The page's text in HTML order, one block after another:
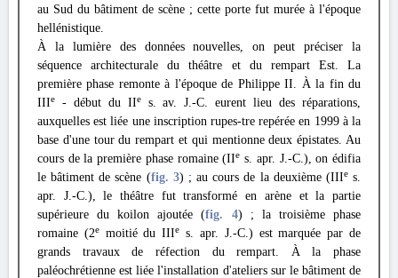
au Sud du bâtiment de scène ; cette porte fut murée à l'époque
hellénistique.
À la lumière des données nouvelles, on peut préciser la
séquence architecturale du théâtre et du rempart Est. La
première phase remonte à l'époque de Philippe II. À la fin du
IIIe - début du IIes. av. J.-C. eurent lieu des réparations,
auxquelles est liée une inscription rupes-tre repérée en 1999 à la
base d'une tour du rempart et qui mentionne deux épistates. Au
cours de la première phase romaine (IIe s. apr. J.-C.), on édifia
le bâtiment de scène (fig. 3) ; au cours de la deuxième (IIIes.
apr. J.-C.), le théâtre fut transformé en arène et la partie
supérieure du koilon ajoutée (fig. 4) ; la troisième phase
romaine (2emoitié du IIIe
s. apr. J.-C.) est marquée par de
grands travaux de réfection du rempart. À la phase
paléochrétienne est liée l'installation d'ateliers sur le bâtiment de